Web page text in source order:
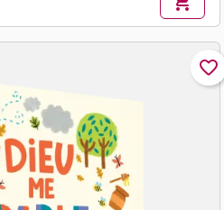
favorite_border